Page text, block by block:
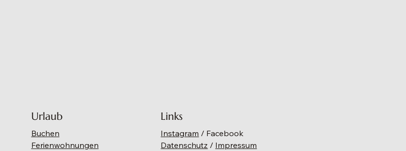
Links
Instagram / Facebook
Datenschutz / Impressum
Urlaub
Buchen
Ferienwohnungen